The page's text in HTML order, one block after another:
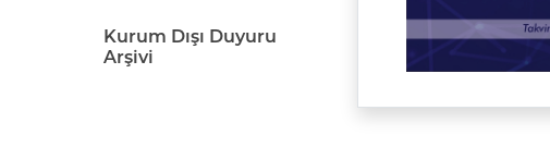
Kurum Dışı Duyuru
Arşivi